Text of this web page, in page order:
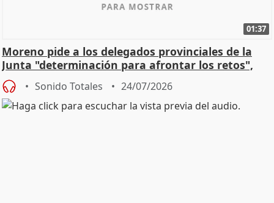
01:37
Moreno pide a los delegados provinciales de la
Junta "determinación para afrontar los retos",
diálog
Sonido Totales 24/07/2026